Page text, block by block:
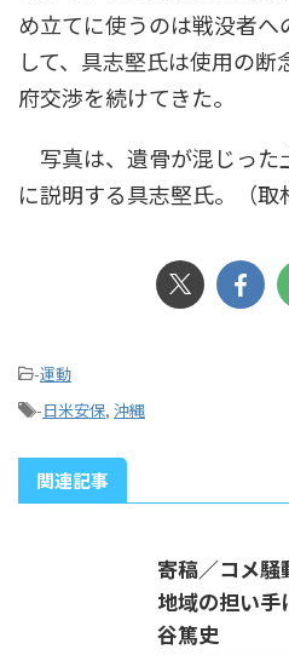
め立てに使うのは戦没者へ
して、具志堅氏は使用の
府交渉を続けてきた。
写真は、遺骨が混じった
に説明する具志堅氏。（取
-運動
-日米安保, 沖縄
関連記事
寄稿／コメ
地域の担い
谷篤史